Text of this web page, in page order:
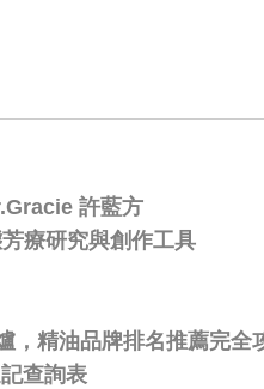
許藍方
療研究與創作工具
，精油品牌排名推薦完全
查詢表